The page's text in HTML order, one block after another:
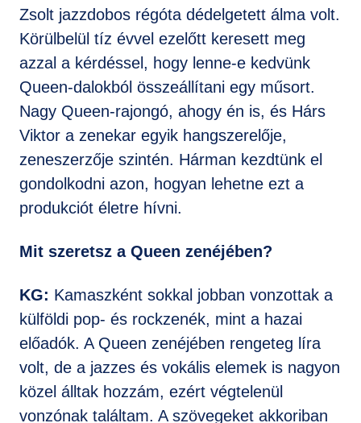
Zsolt jazzdobos régóta dédelgetett álma volt.
Körülbelül tíz évvel ezelőtt keresett meg
azzal a kérdéssel, hogy lenne-e kedvünk
Queen-dalokból összeállítani egy műsort.
Nagy Queen-rajongó, ahogy én is, és Hárs
Viktor a zenekar egyik hangszerelője,
zeneszerzője szintén. Hárman kezdtünk el
gondolkodni azon, hogyan lehetne ezt a
produkciót életre hívni.
Mit szeretsz a Queen zenéjében?
KG: Kamaszként sokkal jobban vonzottak a
külföldi pop- és rockzenék, mint a hazai
előadók. A Queen zenéjében rengeteg líra
volt, de a jazzes és vokális elemek is nagyon
közel álltak hozzám, ezért végtelenül
vonzónak találtam. A szövegeket akkoriban